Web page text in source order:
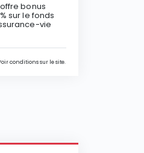
bonus
sur le fonds
vie
conditions sur le site.